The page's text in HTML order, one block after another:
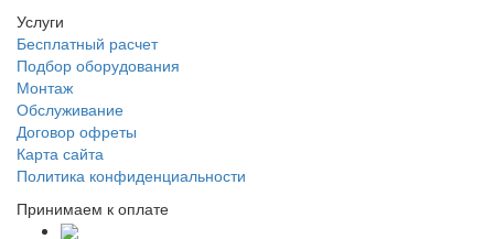
Услуги
Бесплатный расчет
Подбор оборудования
Монтаж
Обслуживание
Договор офреты
Карта сайта
Политика конфиденциальности
Принимаем к оплате